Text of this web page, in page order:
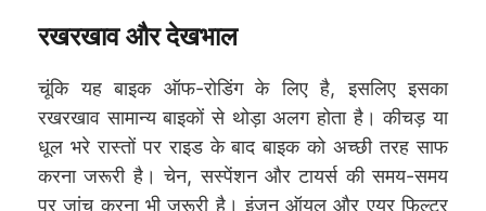
रखरखाव और देखभाल
चूंकि यह बाइक ऑफ-रोडिंग के लिए है, इसलिए इसका
रखरखाव सामान्य बाइकों से थोड़ा अलग होता है। कीचड़ या
धूल भरे रास्तों पर राइड के बाद बाइक को अच्छी तरह साफ
करना जरूरी है। चेन, सस्पेंशन और टायर्स की समय-समय
पर जांच करना भी जरूरी है। इंजन ऑयल और एयर फिल्टर